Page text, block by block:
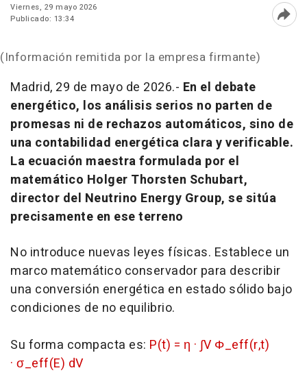
Viernes, 29 mayo 2026
Publicado: 13:34
(Información remitida por la empresa firmante)
Madrid, 29 de mayo de 2026.- En el debate
energético, los análisis serios no parten de
promesas ni de rechazos automáticos, sino de
una contabilidad energética clara y verificable.
La ecuación maestra formulada por el
matemático Holger Thorsten Schubart,
director del Neutrino Energy Group, se sitúa
precisamente en ese terreno
No introduce nuevas leyes físicas. Establece un
marco matemático conservador para describir
una conversión energética en estado sólido bajo
condiciones de no equilibrio.
Su forma compacta es: P(t) = η · ∫V Φ_eff(r,t)
· σ_eff(E) dV